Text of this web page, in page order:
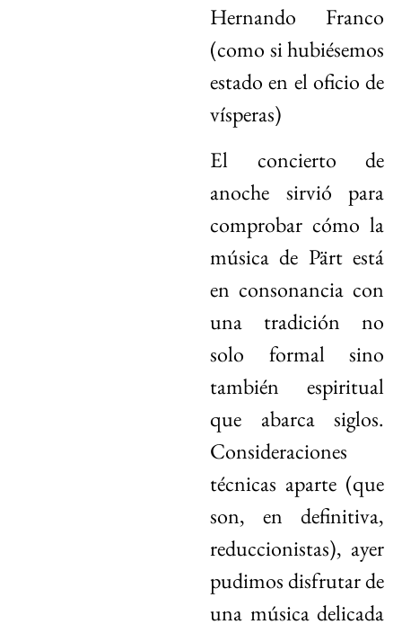
Hernando Franco
(como si hubiésemos
estado en el oficio de
vísperas)
El concierto de
anoche sirvió para
comprobar cómo la
música de Pärt está
en consonancia con
una tradición no
solo formal sino
también espiritual
que abarca siglos.
Consideraciones
técnicas aparte (que
son, en definitiva,
reduccionistas), ayer
pudimos disfrutar de
una música delicada